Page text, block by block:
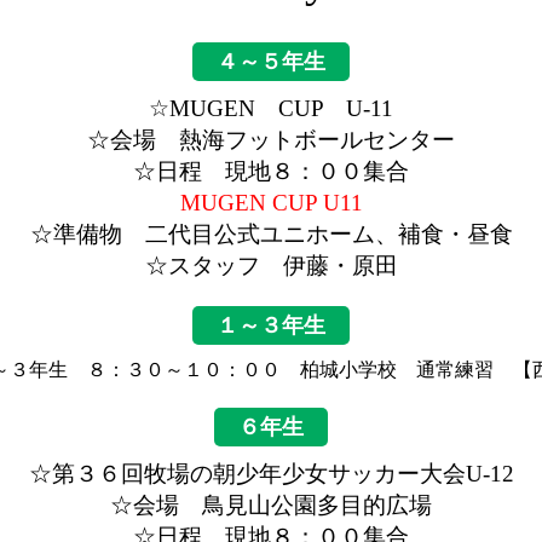
４～５年生
☆MUGEN CUP U-11
☆会場 熱海フットボールセンター
☆日程 現地８：００集合
MUGEN CUP U11
☆準備物 二代目公式ユニホーム、補食・昼食
☆スタッフ 伊藤・原田
１～３年生
３年生 ８：３０～１０：００ 柏城小学校 通常練習 【
６年生
☆第３６回牧場の朝少年少女サッカー大会U-12
☆会場 鳥見山公園多目的広場
☆日程 現地８：００集合